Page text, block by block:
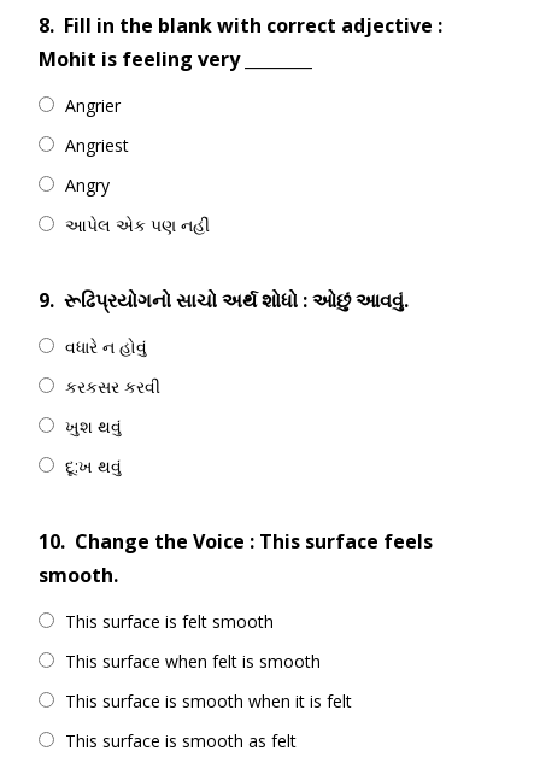
8. Fill in the blank with correct adjective :
Mohit is feeling very ________
Angrier
Angriest
Angry
આપેલ એક પણ નહીં
9. રૂઢિપ્રયોગનો સાચો અર્થ શોધો : ઓછું આવવું.
વધારે ન હોવું
કરકસર કરવી
ખુશ થવું
દૂ:ખ થવું
10. Change the Voice : This surface feels
smooth.
This surface is felt smooth
This surface when felt is smooth
This surface is smooth when it is felt
This surface is smooth as felt